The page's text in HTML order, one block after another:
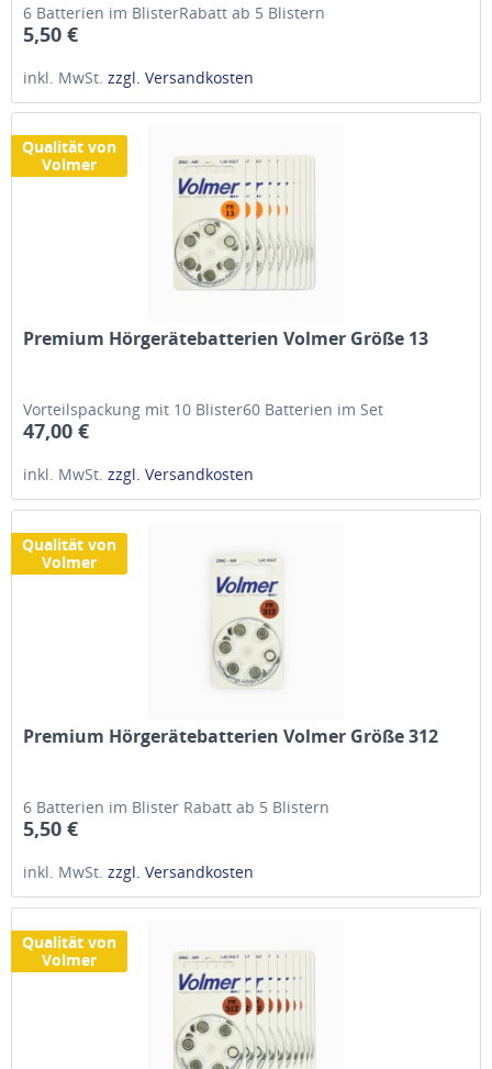
6 Batterien im BlisterRabatt ab 5 Blistern
5,50 €
inkl. MwSt.zzgl. Versandkosten
Qualität von
Volmer
Premium Hörgerätebatterien Volmer Größe 13
Vorteilspackung mit 10 Blister60 Batterien im Set
47,00 €
inkl. MwSt.zzgl. Versandkosten
Qualität von
Volmer
Premium Hörgerätebatterien Volmer Größe 312
6 Batterien im Blister Rabatt ab 5 Blistern
5,50 €
inkl. MwSt.zzgl. Versandkosten
Qualität von
Volmer